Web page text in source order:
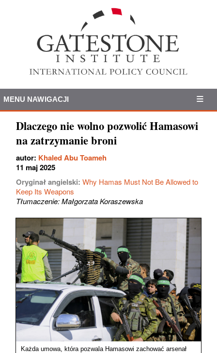
MENU NAWIGACJI
Dlaczego nie wolno pozwolić Hamasowi
na zatrzymanie broni
autor: Khaled Abu Toameh
11 maj 2025
Oryginał angielski: Why Hamas Must Not Be Allowed to
Keep Its Weapons
Tłumaczenie: Małgorzata Koraszewska
Każda umowa, która pozwala Hamasowi zachować arsenał